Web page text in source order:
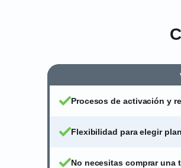
Procesos de activación y
Flexibilidad para elegir
No necesitas comprar una